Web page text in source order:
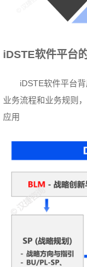
iDSTE软件平台
iDSTE软件平台
业务流程和业务规则
应用